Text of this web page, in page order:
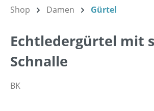
Shop Damen Gürtel
Echtledergürtel mit
Schnalle
BK